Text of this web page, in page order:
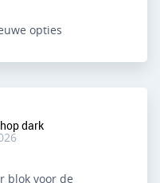
opties
blok voor de